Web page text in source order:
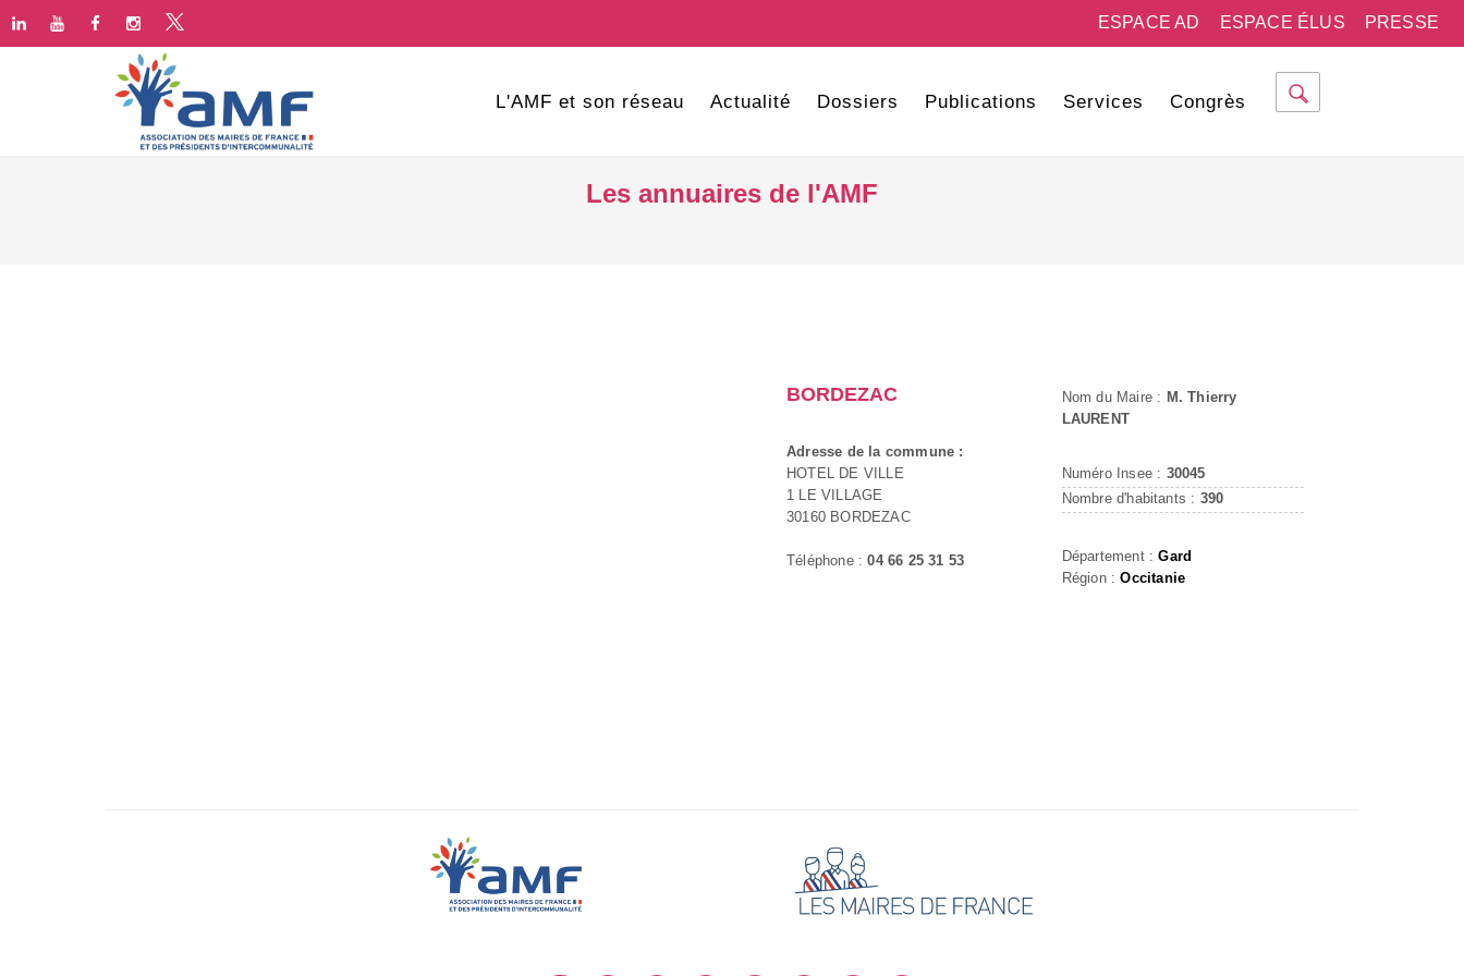
PRESSE
ESPACE ÉLUS
ESPACE AD
L'AMF et son réseau Actualité Dossiers Publications Services Congrès
Les annuaires de l'AMF
BORDEZAC
Adresse de la commune :
HOTEL DE VILLE
1 LE VILLAGE
30160 BORDEZAC
Téléphone :04 66 25 31 53
Nom du Maire : M. Thierry
LAURENT
Numéro Insee : 30045
Nombre d'habitants : 390
Département :Gard
Région :Occitanie